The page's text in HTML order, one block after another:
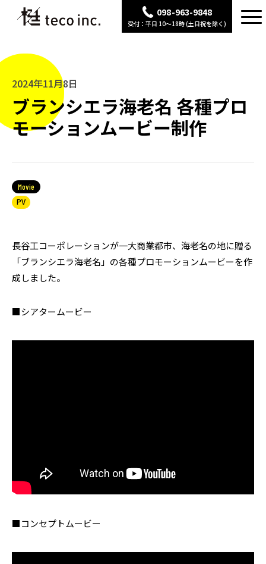
098-963-9848
受付：平日 10〜18時 (土日祝を除く)
2024年11月8日
ブランシエラ海老名 各種プロ
モーションムービー制作
Movie
PV
長谷工コーポレーションが一大商業都市、海老名の地に贈る
「ブランシエラ海老名」の各種プロモーションムービーを作
成しました。
■シアタームービー
■コンセプトムービー